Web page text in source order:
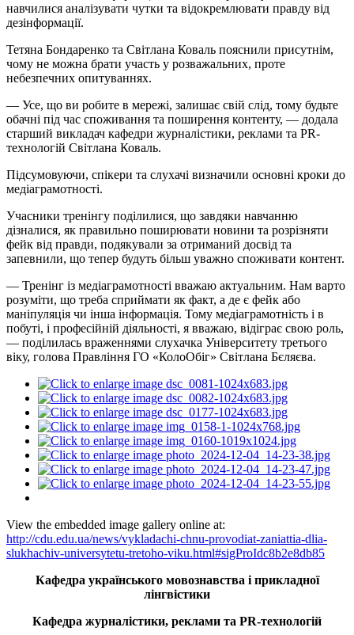
навчилися аналізувати чутки та відокремлювати правду від
дезінформації.
Тетяна Бондаренко та Світлана Коваль пояснили присутнім,
чому не можна брати участь у розважальних, проте
небезпечних опитуваннях.
— Усе, що ви робите в мережі, залишає свій слід, тому будьте
обачні під час споживання та поширення контенту, — додала
старший викладач кафедри журналістики, реклами та PR-
технологій Світлана Коваль.
Підсумовуючи, спікери та слухачі визначили основні кроки до
медіаграмотності.
Учасники тренінгу поділилися, що завдяки навчанню
дізналися, як правильно поширювати новини та розрізняти
фейк від правди, подякували за отриманий досвід та
запевнили, що тепер будуть більш уважно споживати контент.
— Тренінг із медіаграмотності вважаю актуальним. Нам варто
розуміти, що треба сприймати як факт, а де є фейк або
маніпуляція чи інша інформація. Тому медіаграмотність і в
побуті, і професійній діяльності, я вважаю, відіграє свою роль,
— поділилась враженнями слухачка Університету третього
віку, голова Правління ГО «КолоОбіг» Світлана Бєляєва.
View the embedded image gallery online at:
http://cdu.edu.ua/news/vykladachi-chnu-provodiat-zaniattia-dlia-
slukhachiv-universytetu-tretoho-viku.html#sigProIdc8b2e8db85
Кафедра українського мовознавства і прикладної
лінгвістики
Кафедра журналістики, реклами та PR-технологій